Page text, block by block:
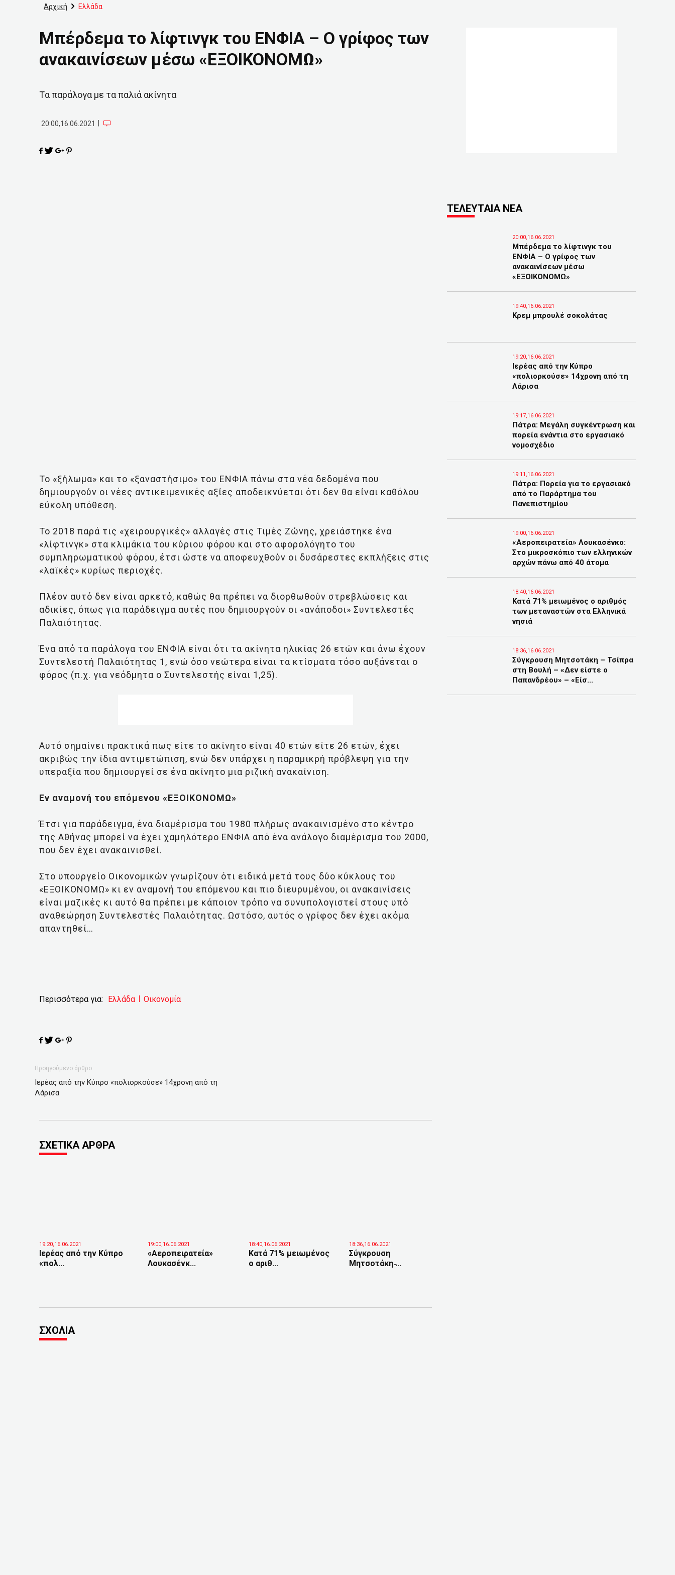
Αρχική Ελλάδα
Μπέρδεμα το λίφτινγκ του ΕΝΦΙΑ – Ο γρίφος των
ανακαινίσεων μέσω «ΕΞΟΙΚΟΝΟΜΩ»
Tα παράλογα με τα παλιά ακίνητα
20:00,16.06.2021
Το «ξήλωμα» και το «ξαναστήσιμο» του ΕΝΦΙΑ πάνω στα νέα δεδομένα που
δημιουργούν οι νέες αντικειμενικές αξίες αποδεικνύεται ότι δεν θα είναι καθόλου
εύκολη υπόθεση.
Το 2018 παρά τις «χειρουργικές» αλλαγές στις Τιμές Ζώνης, χρειάστηκε ένα
«λίφτινγκ» στα κλιμάκια του κύριου φόρου και στο αφορολόγητο του
συμπληρωματικού φόρου, έτσι ώστε να αποφευχθούν οι δυσάρεστες εκπλήξεις στις
«λαϊκές» κυρίως περιοχές.
Πλέον αυτό δεν είναι αρκετό, καθώς θα πρέπει να διορθωθούν στρεβλώσεις και
αδικίες, όπως για παράδειγμα αυτές που δημιουργούν οι «ανάποδοι» Συντελεστές
Παλαιότητας.
Ένα από τα παράλογα του ΕΝΦΙΑ είναι ότι τα ακίνητα ηλικίας 26 ετών και άνω έχουν
Συντελεστή Παλαιότητας 1, ενώ όσο νεώτερα είναι τα κτίσματα τόσο αυξάνεται ο
φόρος (π.χ. για νεόδμητα ο Συντελεστής είναι 1,25).
Αυτό σημαίνει πρακτικά πως είτε το ακίνητο είναι 40 ετών είτε 26 ετών, έχει
ακριβώς την ίδια αντιμετώπιση, ενώ δεν υπάρχει η παραμικρή πρόβλεψη για την
υπεραξία που δημιουργεί σε ένα ακίνητο μια ριζική ανακαίνιση.
Εν αναμονή του επόμενου «ΕΞΟΙΚΟΝΟΜΩ»
Έτσι για παράδειγμα, ένα διαμέρισμα του 1980 πλήρως ανακαινισμένο στο κέντρο
της Αθήνας μπορεί να έχει χαμηλότερο ΕΝΦΙΑ από ένα ανάλογο διαμέρισμα του 2000,
που δεν έχει ανακαινισθεί.
Στο υπουργείο Οικονομικών γνωρίζουν ότι ειδικά μετά τους δύο κύκλους του
«ΕΞΟΙΚΟΝΟΜΩ» κι εν αναμονή του επόμενου και πιο διευρυμένου, οι ανακαινίσεις
είναι μαζικές κι αυτό θα πρέπει με κάποιον τρόπο να συνυπολογιστεί στους υπό
αναθεώρηση Συντελεστές Παλαιότητας. Ωστόσο, αυτός ο γρίφος δεν έχει ακόμα
απαντηθεί…
Περισσότερα για: Ελλάδα Οικονομία
Προηγούμενο άρθρο
Ιερέας από την Κύπρο «πολιορκούσε» 14χρονη από τη
Λάρισα
ΣΧΕΤΙΚΑ ΑΡΘΡΑ
19:20,16.06.2021
Ιερέας από την Κύπρο
«πολ...
19:00,16.06.2021
«Αεροπειρατεία»
Λουκασένκ...
18:40,16.06.2021
Κατά 71% μειωμένος
ο αριθ...
18:36,16.06.2021
Σύγκρουση
Μητσοτάκη ̵...
ΣΧΟΛΙΑ
ΤΕΛΕΥΤΑΙΑ ΝΕΑ
20:00,16.06.2021
Μπέρδεμα το λίφτινγκ του
ΕΝΦΙΑ – Ο γρίφος των
ανακαινίσεων μέσω
«ΕΞΟΙΚΟΝΟΜΩ»
19:40,16.06.2021
Κρεμ μπρουλέ σοκολάτας
19:20,16.06.2021
Ιερέας από την Κύπρο
«πολιορκούσε» 14χρονη από τη
Λάρισα
19:17,16.06.2021
Πάτρα: Μεγάλη συγκέντρωση και
πορεία ενάντια στο εργασιακό
νομοσχέδιο
19:11,16.06.2021
Πάτρα: Πορεία για το εργασιακό
από το Παράρτημα του
Πανεπιστημίου
19:00,16.06.2021
«Αεροπειρατεία» Λουκασένκο:
Στο μικροσκόπιο των ελληνικών
αρχών πάνω από 40 άτομα
18:40,16.06.2021
Κατά 71% μειωμένος ο αριθμός
των μεταναστών στα Ελληνικά
νησιά
18:36,16.06.2021
Σύγκρουση Μητσοτάκη – Τσίπρα
στη Βουλή – «Δεν είστε ο
Παπανδρέου» – «Είσ...